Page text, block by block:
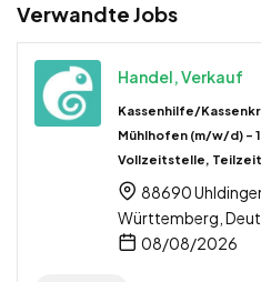
Verwandte Jobs
Handel, Verkauf
Kassenhilfe/
Mühlhofen (m/w/d) –
Vollzeitstelle,
88690
Württemberg,
08/08/2026